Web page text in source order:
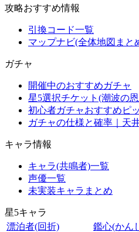
攻略おすすめ情報
引換コード一覧
マップナビ(全体地図まと
ガチャ
開催中のおすすめガチャ
星5選択チケット(潮波の
初心者ガチャおすすめピ
ガチャの仕様と確率｜天
キャラ情報
キャラ(共鳴者)一覧
声優一覧
未実装キャラまとめ
星5キャラ
漂泊者(回折)
鑑心(かん